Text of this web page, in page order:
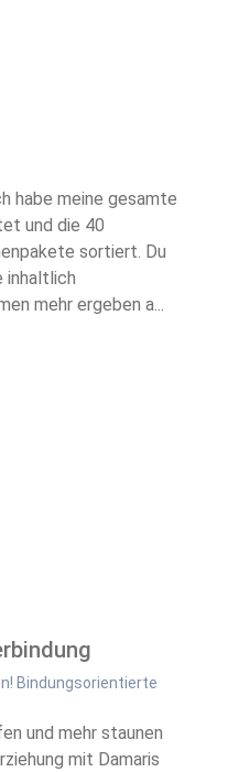
habe meine gesamte
und die 40
sortiert. Du
inhaltlich
mehr ergeben a...
Bindungsorientierte
und mehr staunen
mit Damaris